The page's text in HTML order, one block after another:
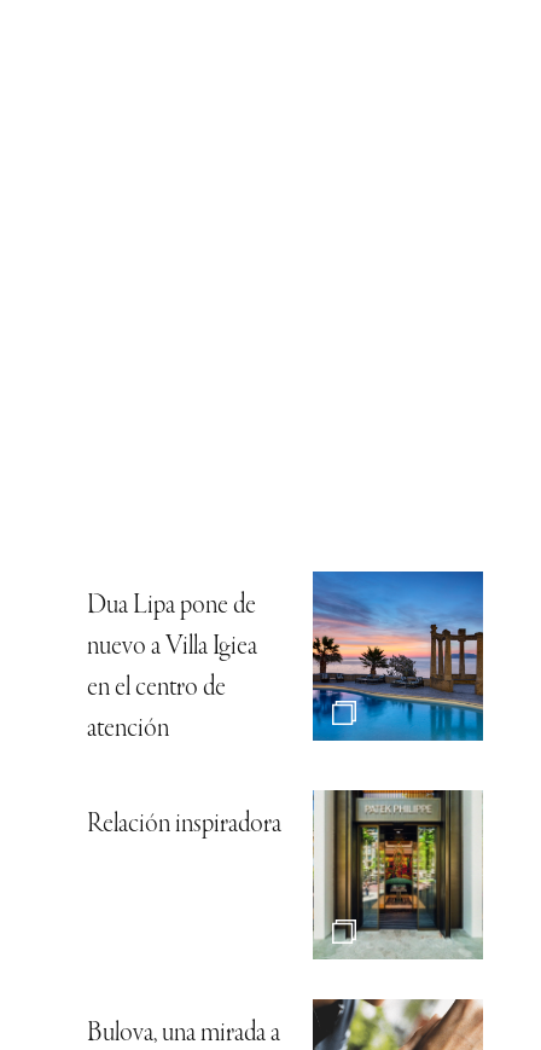
Dua Lipa pone de
nuevo a Villa Igiea
en el centro de
atención
Relación inspiradora
Bulova, una mirada a